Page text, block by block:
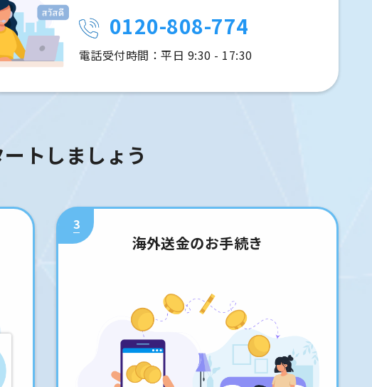
0120-808-774
電話受付時間：平日 9:30 - 17:30
トしましょう
3
海外送金のお手続き